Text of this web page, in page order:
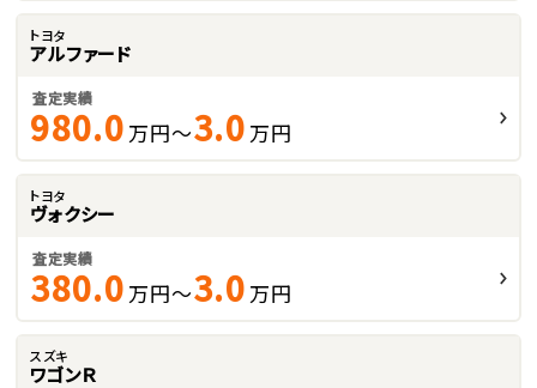
トヨタ
アルファード
査定実績
980.0 万円～3.0 万円
トヨタ
ヴォクシー
査定実績
380.0 万円～3.0 万円
スズキ
ワゴンＲ